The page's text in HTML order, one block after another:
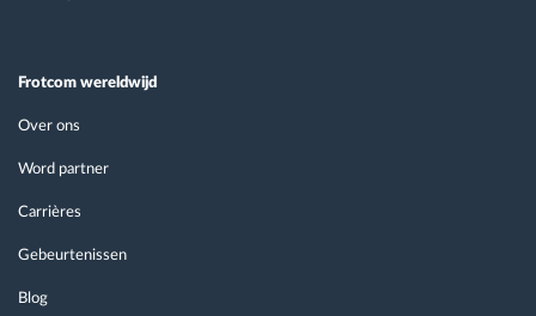
Frotcom wereldwijd
Over ons
Word partner
Carrières
Gebeurtenissen
Blog